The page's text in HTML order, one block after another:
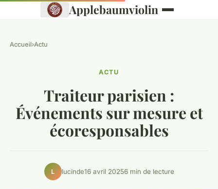
Applebaumviolin
Accueil›Actu
ACTU
Traiteur parisien :
Événements sur mesure et
écoresponsables
L lucinde16 avril 20256 min de lecture